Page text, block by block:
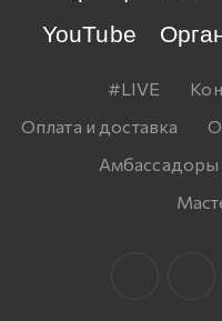
YouTube
#LIVE
Оплата и доставка
О
Амбассадоры